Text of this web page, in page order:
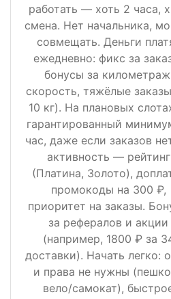
работать — хоть 2 часа,
смена. Нет начальника,
совмещать. Деньги
ежедневно: фикс за
бонусы за
скорость, тяжёлые
10 кг). На плановых
гарантированный
час, даже если заказов
активность — рейтинг
(Платина, Золото),
промокоды на 300 ₽,
приоритет на заказы.
за рефералов и акции
(например, 1800 ₽ за
доставки). Начать легко:
и права не нужны
вело/самокат),